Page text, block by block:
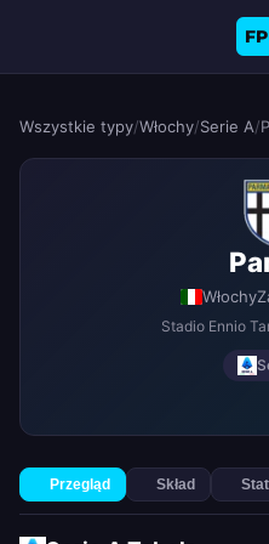
FP
Wszystkie typy/Włochy/Serie A/
Włochy
Stadio Ennio
Przegląd Skład